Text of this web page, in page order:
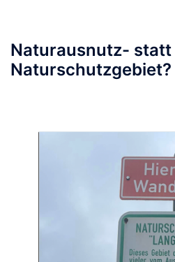
Naturausnutz- statt
Naturschutzgebiet?